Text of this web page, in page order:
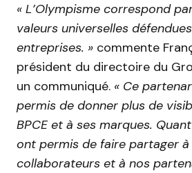
« L’Olympisme correspond
valeurs universelles
entreprises. » commente
président du directoire du
un communiqué. « Ce
permis de donner plus de
BPCE et à ses marques.
ont permis de faire partager
collaborateurs et à nos